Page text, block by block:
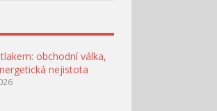
obchodní válka,
nejistota